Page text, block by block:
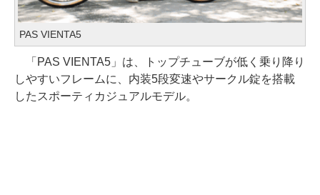
PAS VIENTA5
「PAS VIENTA5」は、トップチューブが低く乗り降り
しやすいフレームに、内装5段変速やサークル錠を搭載
したスポーティカジュアルモデル。